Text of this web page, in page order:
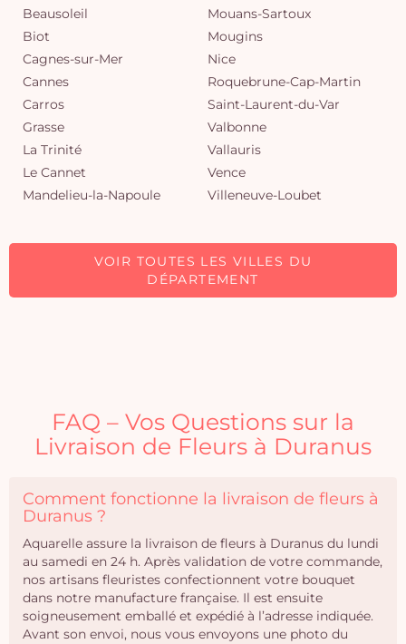
Beausoleil
Biot
Cagnes-sur-Mer
Cannes
Carros
Grasse
La Trinité
Le Cannet
Mandelieu-la-Napoule
Mouans-Sartoux
Mougins
Nice
Roquebrune-Cap-Martin
Saint-Laurent-du-Var
Valbonne
Vallauris
Vence
Villeneuve-Loubet
VOIR TOUTES LES VILLES DU
DÉPARTEMENT
FAQ – Vos Questions sur la
Livraison de Fleurs à Duranus
Comment fonctionne la livraison de fleurs à
Duranus ?
Aquarelle assure la livraison de fleurs à Duranus du lundi
au samedi en 24 h. Après validation de votre commande,
nos artisans fleuristes confectionnent votre bouquet
dans notre manufacture française. Il est ensuite
soigneusement emballé et expédié à l’adresse indiquée.
Avant son envoi, nous vous envoyons une photo du